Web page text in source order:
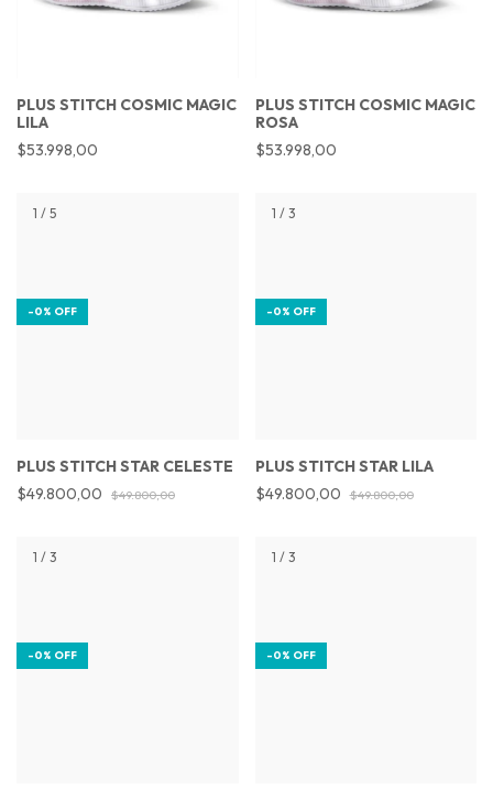
PLUS STITCH COSMIC MAGIC
LILA
$53.998,00
PLUS STITCH COSMIC MAGIC
ROSA
$53.998,00
1 / 5
-0% OFF
PLUS STITCH STAR CELESTE
$49.800,00
$49.800,00
1 / 3
-0% OFF
PLUS STITCH STAR LILA
$49.800,00
$49.800,00
1 / 3
-0% OFF
1 / 3
-0% OFF